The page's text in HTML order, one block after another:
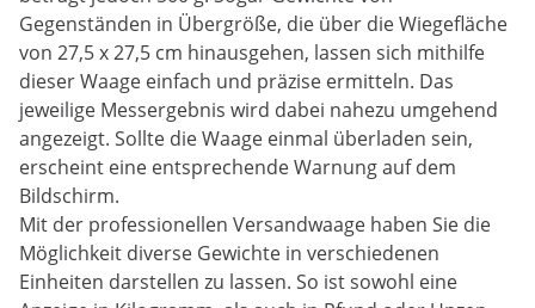
Gegenständen in Übergröße, die über die Wiegefläche
von 27,5 x 27,5 cm hinausgehen, lassen sich mithilfe
dieser Waage einfach und präzise ermitteln. Das
jeweilige Messergebnis wird dabei nahezu umgehend
angezeigt. Sollte die Waage einmal überladen sein,
erscheint eine entsprechende Warnung auf dem
Bildschirm.
Mit der professionellen Versandwaage haben Sie die
Möglichkeit diverse Gewichte in verschiedenen
Einheiten darstellen zu lassen. So ist sowohl eine